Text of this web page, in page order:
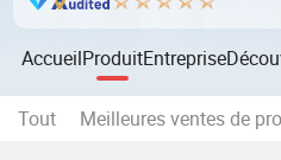
AccueilProduitEntreprise
Tout Meilleures ventes de